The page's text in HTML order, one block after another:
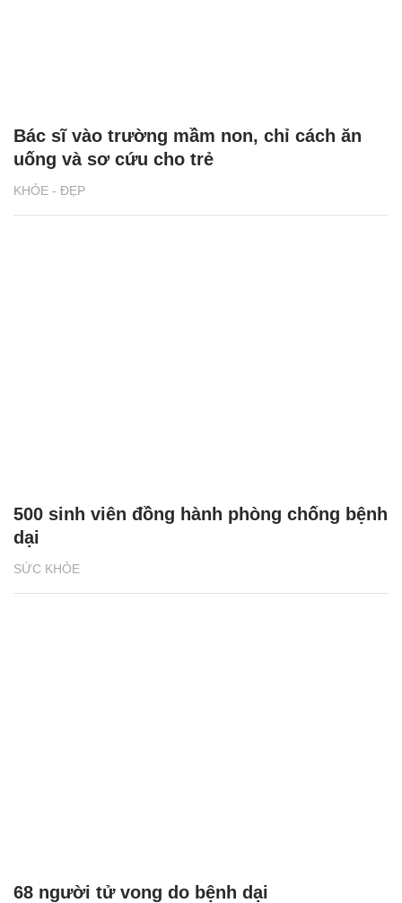
KHỎE - ĐẸP
Bác sĩ vào trường mầm non, chỉ cách ăn
uống và sơ cứu cho trẻ
SỨC KHỎE
500 sinh viên đồng hành phòng chống bệnh
dại
68 người tử vong do bệnh dại